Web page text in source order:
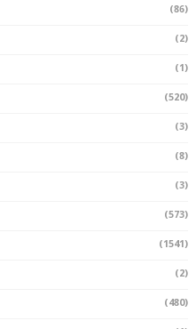
(86)
(2)
(1)
(520)
(3)
(8)
(3)
(573)
(1541)
(2)
(480)